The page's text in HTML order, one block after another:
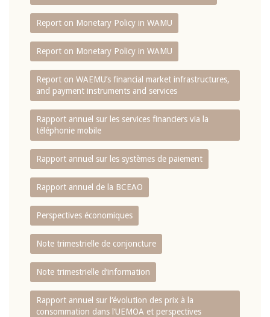
Report on Monetary Policy in WAMU
Report on Monetary Policy in WAMU
Report on WAEMU’s financial market infrastructures,
and payment instruments and services
Rapport annuel sur les services financiers via la
téléphonie mobile
Rapport annuel sur les systèmes de paiement
Rapport annuel de la BCEAO
Perspectives économiques
Note trimestrielle de conjoncture
Note trimestrielle d‘information
Rapport annuel sur l‘évolution des prix à la
consommation dans l‘UEMOA et perspectives